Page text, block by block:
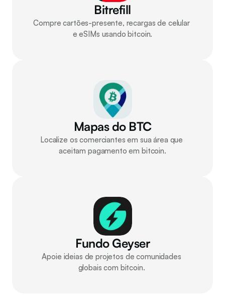
Bitrefill
Compre cartões-presente, recargas de celular
e eSIMs usando bitcoin.
Mapas do BTC
Localize os comerciantes em sua área que
aceitam pagamento em bitcoin.
Fundo Geyser
Apoie ideias de projetos de comunidades
globais com bitcoin.